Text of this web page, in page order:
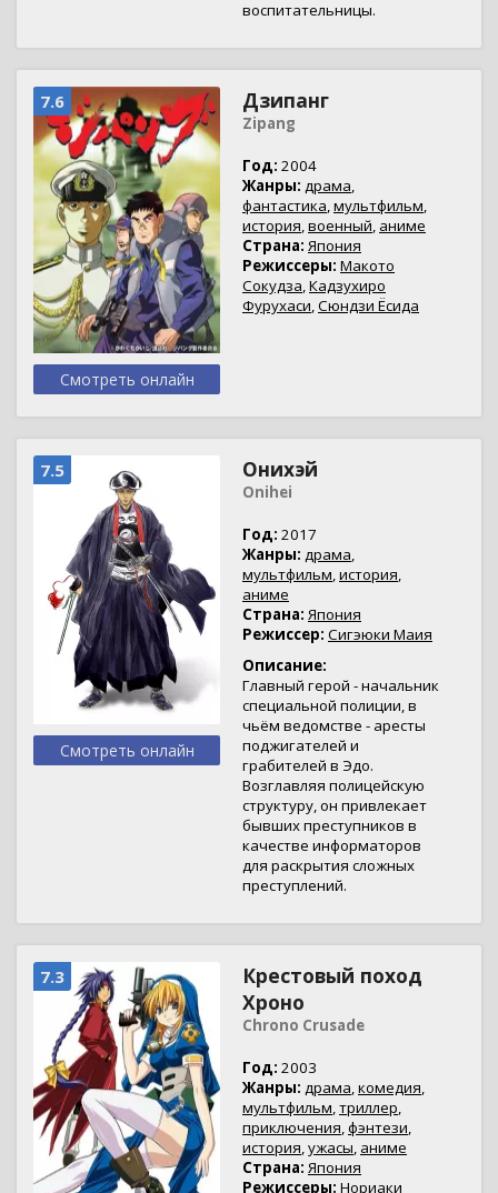
воспитательницы.
7.6
Смотреть онлайн
Дзипанг
Zipang
Год: 2004
Жанры: драма,
фантастика,мультфильм,
история,военный, аниме
Страна: Япония
Режиссеры: Макото
Сокудза,Кадзухиро
Фурухаси,Сюндзи Ёсида
7.5
Смотреть онлайн
Онихэй
Onihei
Год: 2017
Жанры: драма,
мультфильм,история,
аниме
Страна: Япония
Режиссер: Сигэюки Маия
Описание:
Главный герой - начальник
специальной полиции, в
чьём ведомстве - аресты
поджигателей и
грабителей в Эдо.
Возглавляя полицейскую
структуру, он привлекает
бывших преступников в
качестве информаторов
для раскрытия сложных
преступлений.
7.3
Крестовый поход
Хроно
Chrono Crusade
Год: 2003
Жанры: драма,комедия,
мультфильм,триллер,
приключения,фэнтези,
история,ужасы, аниме
Страна: Япония
Режиссеры: Нориаки